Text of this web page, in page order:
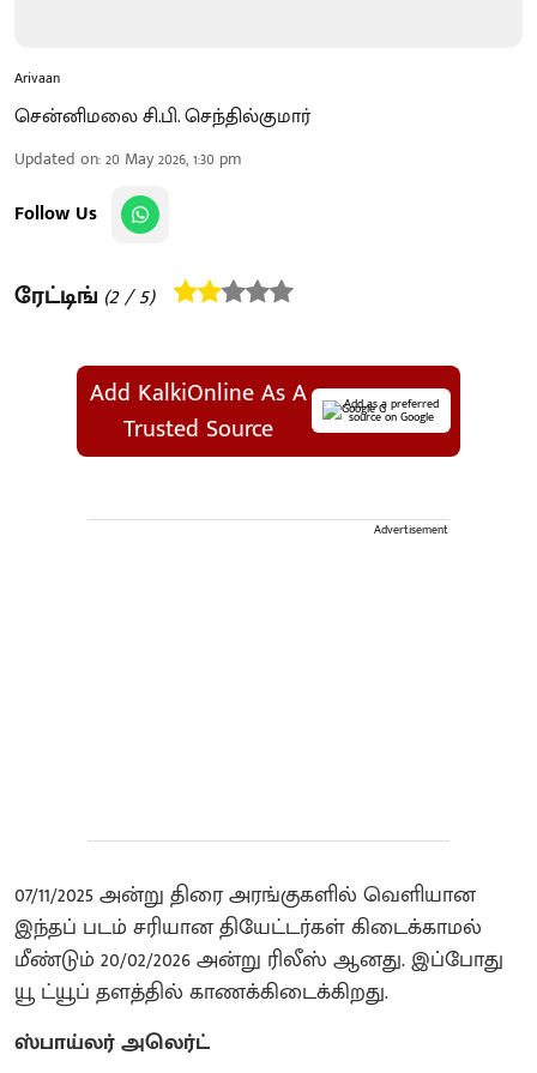
Arivaan
சென்னிமலை சி.பி. செந்தில்குமார்
Updated on:20 May 2026, 1:30 pm
Follow Us
ரேட்டிங் (2/ 5)
Add KalkiOnline As A
Trusted Source
Add as a preferred
source on Google
Advertisement
07/11/2025 அன்று திரை அரங்குகளில் வெளியான
இந்தப் படம் சரியான தியேட்டர்கள் கிடைக்காமல்
மீண்டும் 20/02/2026 அன்று ரிலீஸ் ஆனது. இப்போது
யூ ட்யூப் தளத்தில் காணக்கிடைக்கிறது.
ஸ்பாய்லர் அலெர்ட்